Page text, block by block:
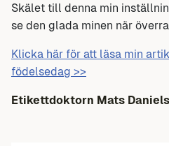
Skälet till denna min
se den glada minen när
Klicka här för att läsa min
födelsedag >>
Etikettdoktorn Mats